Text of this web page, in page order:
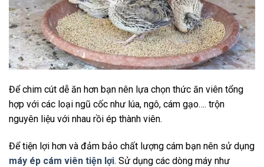
Để chim cút dễ ăn hơn bạn nên lựa chọn thức ăn viên tổng
hợp với các loại ngũ cốc như lúa, ngô, cám gạo…. trộn
nguyên liệu với nhau rồi ép thành viên.
Để tiện lợi hơn và đảm bảo chất lượng cám bạn nên sử dụng
máy ép cám viên tiện lợi. Sử dụng các dòng máy như